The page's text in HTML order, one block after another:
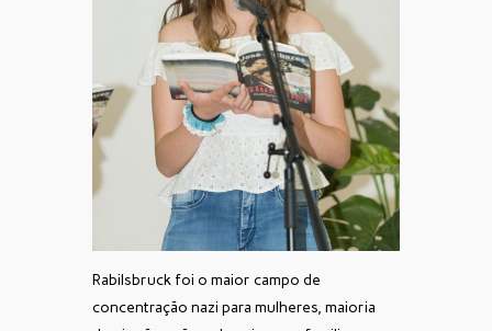
Rabilsbruck foi o maior campo de
concentração nazi para mulheres, maioria